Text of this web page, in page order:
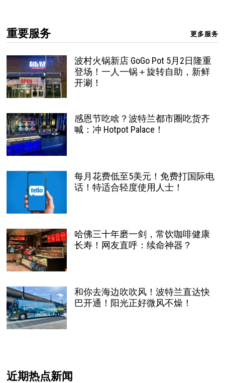
重要服务 更多服务
波村火锅新店 GoGo Pot 5月2日隆重
登场！一人一锅＋旋转自助，新鲜
开涮！
感恩节吃啥？波特兰都市圈吃货齐
喊：冲 Hotpot Palace！
每月花费低至5美元！免费打国际电
话！特适合轻度使用人士！
哈佛三十年磨一剑，常饮咖啡健康
长寿！网友直呼：续命神器？
和你去海边吹吹风！波特兰直达快
巴开通！阳光正好微风不燥！
近期热点新闻